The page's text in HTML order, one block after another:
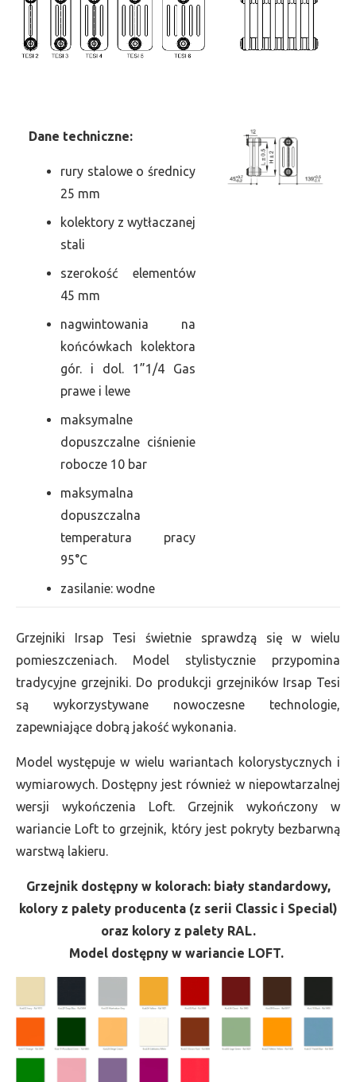
Dane techniczne:
rury stalowe o średnicy
25 mm
kolektory z wytłaczanej
stali
szerokość elementów
45 mm
nagwintowania na
końcówkach kolektora
gór. i dol. 1”1/4 Gas
prawe i lewe
maksymalne
dopuszczalne ciśnienie
robocze 10 bar
maksymalna
dopuszczalna
temperatura pracy
95°C
zasilanie: wodne
Grzejniki Irsap Tesi świetnie sprawdzą się w wielu
pomieszczeniach. Model stylistycznie przypomina
tradycyjne grzejniki. Do produkcji grzejników Irsap Tesi
są wykorzystywane nowoczesne technologie,
zapewniające dobrą jakość wykonania.
Model występuje w wielu wariantach kolorystycznych i
wymiarowych. Dostępny jest również w niepowtarzalnej
wersji wykończenia Loft. Grzejnik wykończony w
wariancie Loft to grzejnik, który jest pokryty bezbarwną
warstwą lakieru.
Grzejnik dostępny w kolorach: biały standardowy,
kolory z palety producenta (z serii Classic i Special)
oraz kolory z palety RAL.
Model dostępny w wariancie LOFT.